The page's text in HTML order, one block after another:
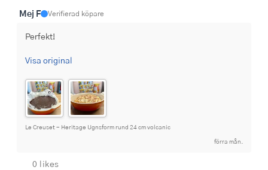
Mej F Verifierad köpare
Perfekt!
Visa original
Le Creuset - Heritage Ugnsform rund 24 cm volcanic
förra mån.
0 likes